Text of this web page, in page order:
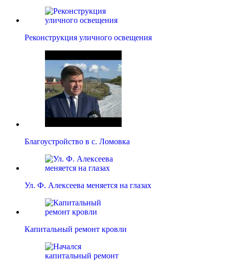
Реконструкция уличного освещения
Благоустройство в с. Ломовка
Ул. Ф. Алексеева меняется на глазах
Капитальный ремонт кровли